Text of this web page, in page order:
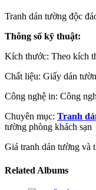
Tranh dán tường độc
Thông số kỹ thuật:
Kích thước: Theo kích
Chất liệu: Giấy dán
Công nghệ in: Công
Chuyên mục: Tranh
tường phòng khách sạn
Giá tranh dán tường và
Related Albums